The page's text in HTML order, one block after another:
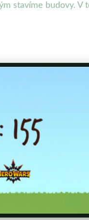
stavíme budovy. V